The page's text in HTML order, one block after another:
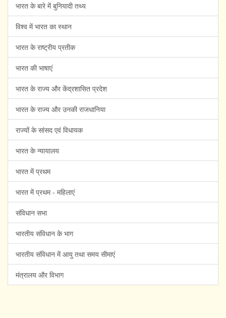
भारत के बारे में बुनियादी तथ्य
विश्व में भारत का स्थान
भारत के राष्ट्रीय प्रतीक
भारत की भाषाएं
भारत के राज्य और केंद्रशासित प्रदेश
भारत के राज्य और उनकी राजधानिया
राज्यों के सांसद एवं विधायक
भारत के न्यायालय
भारत में प्रथम
भारत में प्रथम - महिलाएं
संविधान सभा
भारतीय संविधान के भाग
भारतीय संविधान में आयु तथा समय सीमाएं
मंत्रालय और विभाग